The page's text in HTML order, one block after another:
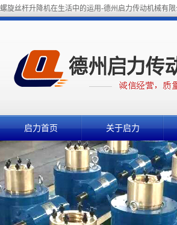
螺旋丝杆升降机在生活中的运用-德州启力传动机械有限
启力首页 关于启力